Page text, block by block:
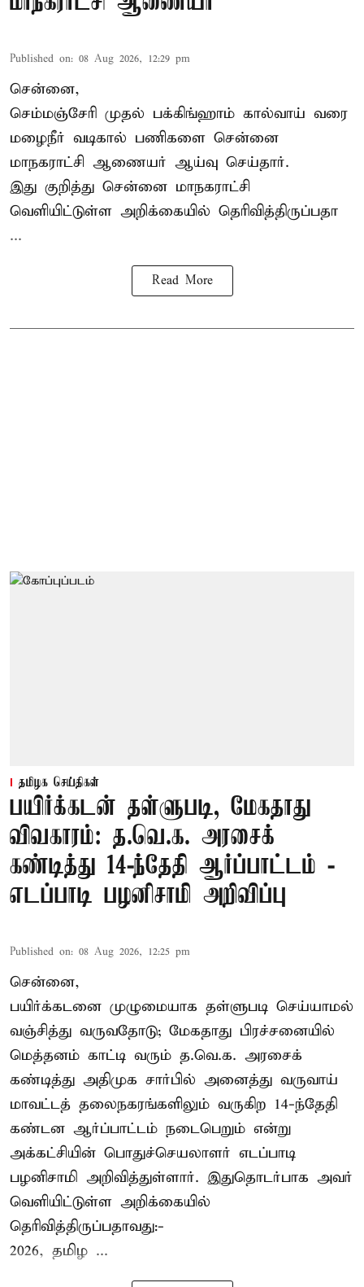
Published on: 08 Aug 2026, 12:29 pm
சென்னை,
செம்மஞ்சேரி முதல் பக்கிங்ஹாம் கால்வாய் வரை
மழைநீர் வடிகால் பணிகளை சென்னை
மாநகராட்சி ஆணையர் ஆய்வு செய்தார்.
இது குறித்து சென்னை மாநகராட்சி
வெளியிட்டுள்ள அறிக்கையில் தெரிவித்திருப்பதா
...
Read More
தமிழக செய்திகள்
பயிர்க்கடன் தள்ளுபடி, மேகதாது
விவகாரம்: த.வெ.க. அரசைக்
கண்டித்து 14-ந்தேதி ஆர்ப்பாட்டம் -
எடப்பாடி பழனிசாமி அறிவிப்பு
Published on: 08 Aug 2026, 12:25 pm
சென்னை,
பயிர்க்கடனை முழுமையாக தள்ளுபடி செய்யாமல்
வஞ்சித்து வருவதோடு; மேகதாது பிரச்சனையில்
மெத்தனம் காட்டி வரும் த.வெ.க. அரசைக்
கண்டித்து அதிமுக சார்பில் அனைத்து வருவாய்
மாவட்டத் தலைநகரங்களிலும் வருகிற 14-ந்தேதி
கண்டன ஆர்ப்பாட்டம் நடைபெறும் என்று
அக்கட்சியின் பொதுச்செயலாளர் எடப்பாடி
பழனிசாமி அறிவித்துள்ளார். இதுதொடர்பாக அவர்
வெளியிட்டுள்ள அறிக்கையில்
தெரிவித்திருப்பதாவது:-
2026, தமிழ ...